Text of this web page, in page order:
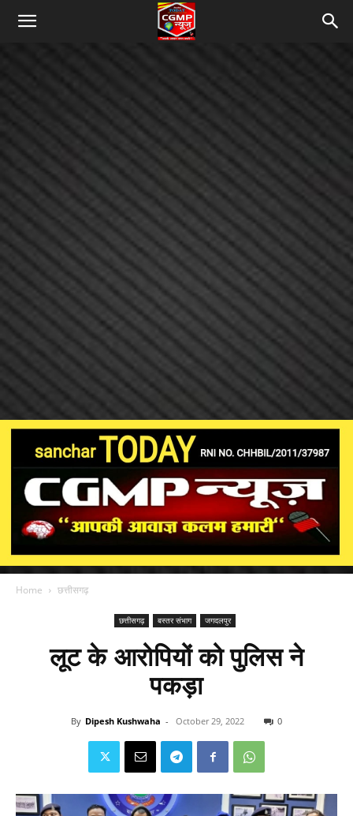
Home छत्तीसगढ़
छत्तीसगढ़ बस्तर संभाग जगदलपुर
लूट के आरोपियों को पुलिस ने
पकड़ा
By Dipesh Kushwaha - October 29, 2022 0